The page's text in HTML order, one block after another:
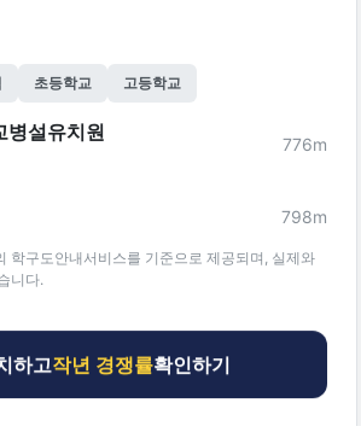
초등학교 고등학교
병설유치원 776m
798m
학구도안내서비스를 기준으로 제공되며, 실제와
니다.
하고작년 경쟁률확인하기